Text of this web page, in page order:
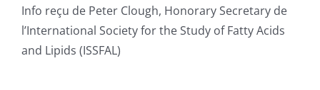
Info reçu de Peter Clough, Honorary Secretary de
l’International Society for the Study of Fatty Acids
and Lipids (ISSFAL)